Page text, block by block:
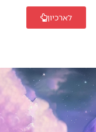
לארכיון